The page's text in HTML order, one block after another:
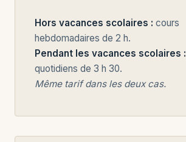
Hors vacances scolaires : cours
hebdomadaires de 2 h.
Pendant les vacances scolaires :
quotidiens de 3 h 30.
Même tarif dans les deux cas.